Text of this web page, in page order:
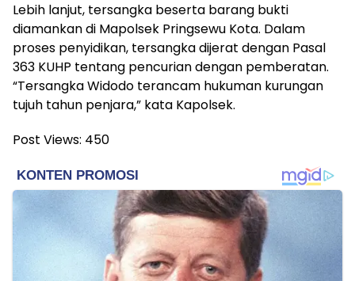
Lebih lanjut, tersangka beserta barang bukti
diamankan di Mapolsek Pringsewu Kota. Dalam
proses penyidikan, tersangka dijerat dengan Pasal
363 KUHP tentang pencurian dengan pemberatan.
“Tersangka Widodo terancam hukuman kurungan
tujuh tahun penjara,” kata Kapolsek.
Post Views: 450